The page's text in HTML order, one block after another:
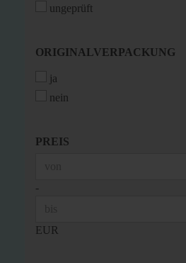
ungeprüft
ORIGINALVERPACKUNG
ORIGINALVERPACKUNG
ja
nein
PREIS
PREIS
-
EUR